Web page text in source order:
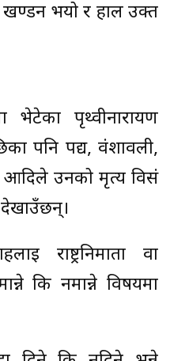
खण्डन भयो र हाल उक्त
भेटेका पृथ्वीनारायण
पनि पद्य, वंशावली,
आदिले उनको मृत्य विसं
राष्ट्रनिर्माता वा
कि नमान्ने विषयमा